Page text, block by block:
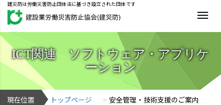
建災防は労働災害防止団体法に基づき設立された団体です
ICT関連 ソフトウェア・アプリケ
ーション
現在位置 トップページ
安全管理・技術支援のご案内